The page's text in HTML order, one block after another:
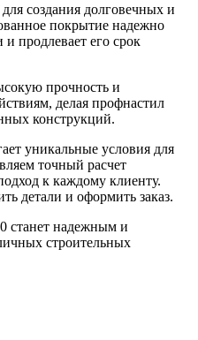
создания долговечных и
покрытие надежно
продлевает его срок
прочность и
делая профнастил
конструкций.
уникальные условия для
точный расчет
к каждому клиенту.
детали и оформить заказ.
станет надежным и
строительных